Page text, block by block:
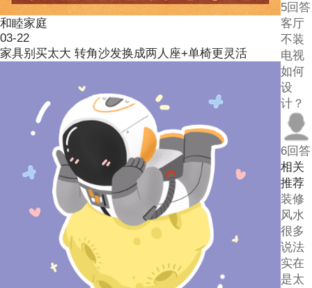
和睦家庭
03-22
家具别买太大 转角沙发换成两人座+单椅更灵活
5回答
客厅
不装
电视
如何
设
计？
6回答
相关
推荐
装修
风水
很多
说法
实在
是太